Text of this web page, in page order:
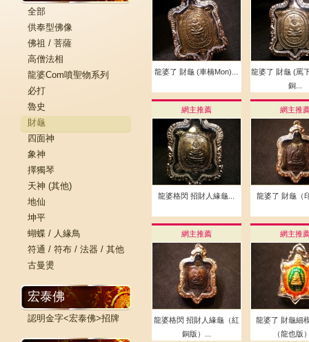
全部
供奉型佛像
佛祖 / 菩薩
高僧法相
龍婆Com噴聖物系列
必打
魯史
財龜
四面神
象神
擇獨琴
天神 (其他)
地仙
坤平
蝴蝶 / 人緣鳥
符通 / 符布 / 法器 / 其他
古曼燙
宏泰佛
認明金字<宏泰佛>招牌
龍婆了 財龜 (車楠Mon)...
龍婆了 財龜 (罵
銅...
網主推薦
龍婆格閃 招財人緣龜...
網主推
龍婆了 財龜（
網主推薦
龍婆格閃 招財人緣龜（紅
銅版）...
網主推
龍婆了 財龜細
（龍也版